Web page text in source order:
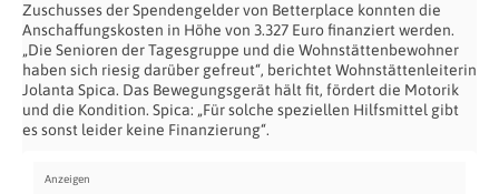
Zuschusses der Spendengelder von Betterplace konnten die
Anschaffungskosten in Höhe von 3.327 Euro finanziert werden.
„Die Senioren der Tagesgruppe und die Wohnstättenbewohner
haben sich riesig darüber gefreut“, berichtet Wohnstättenleiterin
Jolanta Spica. Das Bewegungsgerät hält fit, fördert die Motorik
und die Kondition. Spica: „Für solche speziellen Hilfsmittel gibt
es sonst leider keine Finanzierung“.